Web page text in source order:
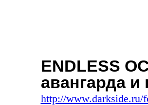
ENDLESS
авангарда и
http://www.darkside.ru/